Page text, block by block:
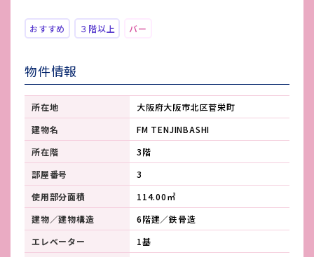
おすすめ ３階以上 バー
物件情報
所在地
大阪府大阪市北区菅栄町
建物名
FM TENJINBASHI
所在階
3階
部屋番号
3
使用部分面積
114.00㎡
建物／建物構造
6階建／鉄骨造
エレベーター
1基